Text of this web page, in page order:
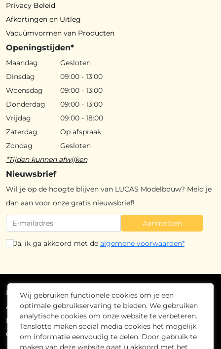
Wij gebruiken functionele cookies om je een
optimale gebruikservaring te bieden. We gebruiken
analytische cookies om onze website te verbeteren.
Tenslotte maken social media cookies het mogelijk
om informatie eenvoudig te delen. Door gebruik te
maken van deze website gaat u akkoord met het
Privacy Beleid
Afkortingen en Uitleg
Vacuümvormen van Producten
Openingstijden*
Maandag
Gesloten
Dinsdag
09:00 - 13:00
Woensdag
09:00 - 13:00
Donderdag
09:00 - 13:00
Vrijdag
09:00 - 18:00
Zaterdag
Op afspraak
Zondag
Gesloten
*Tijden kunnen afwijken
Nieuwsbrief
Wil je op de hoogte blijven van LUCAS Modelbouw? Meld je
dan aan voor onze gratis nieuwsbrief!
Aanmelden
Ja, ik ga akkoord met de algemene voorwaarden*
Lucas Modelbouw 2026 - Alle rechten voorbehouden
Algemene voorwaarden
Privacybeleid
Cookiebeleid